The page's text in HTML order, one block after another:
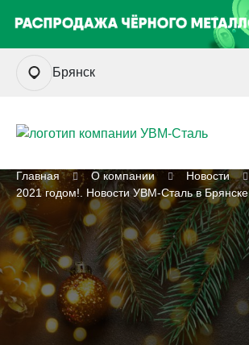
Брянск
Главная О компании Новости
2021 годом!. Новости УВМ-Сталь в Брянске